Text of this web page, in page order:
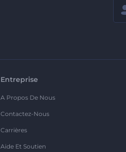
Entreprise
A Propos De Nous
Contactez-Nous
Carrières
Aide Et Soutien